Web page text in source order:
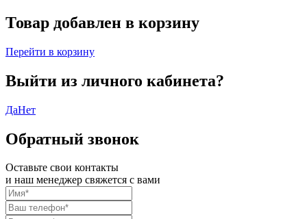
Товар добавлен в корзину
Перейти в корзину
Выйти из личного кабинета?
ДаНет
Обратный звонок
Оставьте свои контакты
и наш менеджер свяжется с вами